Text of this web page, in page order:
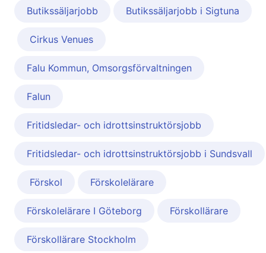
Butikssäljarjobb Butikssäljarjobb i Sigtuna
Cirkus Venues
Falu Kommun, Omsorgsförvaltningen
Falun
Fritidsledar- och idrottsinstruktörsjobb
Fritidsledar- och idrottsinstruktörsjobb i Sundsvall
Förskol Förskolelärare
Förskolelärare I Göteborg Förskollärare
Förskollärare Stockholm